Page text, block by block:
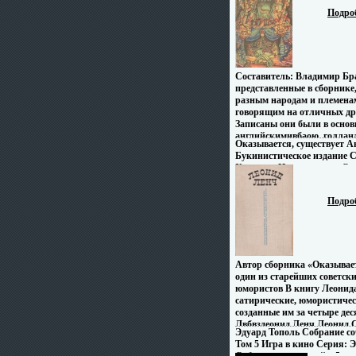
Мягкая обложка, 214 стр
Составитель: Владимир
представленные в
разным народам и
говорящим на отличных
Записаны они были в
английскимивбаою,
немецкими учеными-
сохранившими все свойства
оригинальной сказки Не
изданные на Западе,
индонезийский язык,-
и строго была осуществлена
первоначальная
запись Поэтому и в нашем
сказок переведена с
голландского языков Что
1 | 2.
Оказывается, существует
Букинистическое издание
Хорошая Издательство:
Твердый переплет, 284 стр
Формат: 84x108/32
Автор сборника
один из старейших
юмористов В книгу
сатирические,
созданные им за четыре
Лвбвздеонид Ленч Леонид
Эдуард Тополь Собрание
Том 5 Игра в кино Серия: